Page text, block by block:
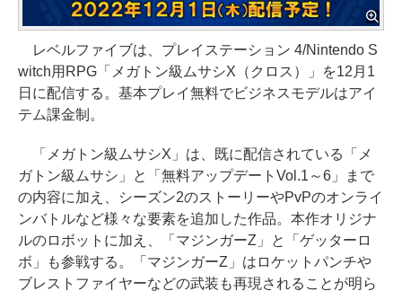
レベルファイブは、プレイステーション 4/Nintendo S
witch用RPG「メガトン級ムサシX（クロス）」を12月1
日に配信する。基本プレイ無料でビジネスモデルはアイ
テム課金制。
「メガトン級ムサシX」は、既に配信されている「メ
ガトン級ムサシ」と「無料アップデートVol.1～6」まで
の内容に加え、シーズン2のストーリーやPvPのオンライ
ンバトルなど様々な要素を追加した作品。本作オリジナ
ルのロボットに加え、「マジンガーZ」と「ゲッターロ
ボ」も参戦する。「マジンガーZ」はロケットパンチや
ブレストファイヤーなどの武装も再現されることが明ら